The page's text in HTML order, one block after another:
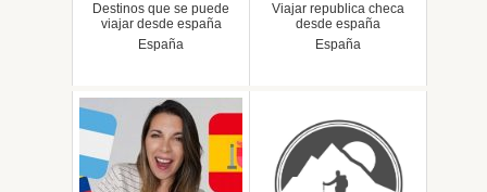
Destinos que se puede
viajar desde españa
España
Viajar republica checa
desde españa
España